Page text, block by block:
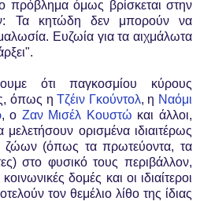
πρόβλημα όμως βρίσκεται στην
Τα κητώδη δεν μπορούν να
Ευζωία για τα αιχμάλωτα
ότι παγκοσμίου κύρους
όπως ηΤζέιν Γκούντολ, η Ναόμι
, ο Ζαν Μισέλ Κουστώ και άλλοι,
ορισμένα ιδιαιτέρως
ζώων (όπως τα πρωτεύοντα, τα
στο φυσικό τους περιβάλλον,
δομές και οι ιδιαίτεροι
τον θεμέλιο λίθο της ίδιας